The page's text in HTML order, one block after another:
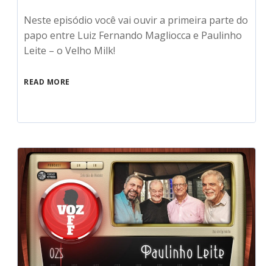
Neste episódio você vai ouvir a primeira parte do
papo entre Luiz Fernando Magliocca e Paulinho
Leite – o Velho Milk!
READ MORE